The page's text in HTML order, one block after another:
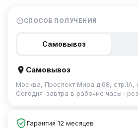
СПОСОБ ПОЛУЧЕНИЯ
Самовывоз
Самовывоз
Москва, Проспект Мира д.68, стр.1А,
Сегодня–завтра в рабочие часы ·
Гарантия 12 месяцев